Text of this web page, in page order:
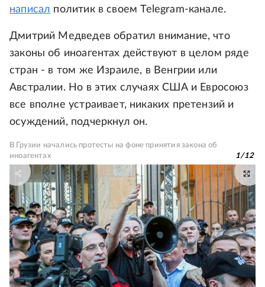
написал политик в своем Telegram-канале.
Дмитрий Медведев обратил внимание, что
законы об иноагентах действуют в целом ряде
стран - в том же Израиле, в Венгрии или
Австралии. Но в этих случаях США и Евросоюз
все вполне устраивает, никаких претензий и
осуждений, подчеркнул он.
В Грузии начались протесты на фоне принятия закона об
иноагентах
1/12